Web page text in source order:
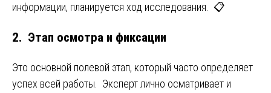
информации, планируется ход исследования. 📋
2. Этап осмотра и фиксации
Это основной полевой этап, который часто определяет
успех всей работы. Эксперт лично осматривает и